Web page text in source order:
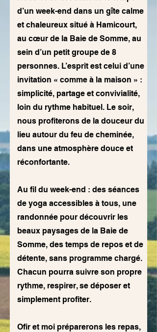
d’un week-end dans un gîte calme
et chaleureux situé à Hamicourt,
au cœur de la Baie de Somme, au
sein d’un petit groupe de 8
personnes. L’esprit est celui d’une
invitation « comme à la maison » :
simplicité, partage et convivialité,
loin du rythme habituel. Le soir,
nous profiterons de la douceur du
lieu autour du feu de cheminée,
dans une atmosphère douce et
réconfortante.
Au fil du week-end : des séances
de yoga accessibles à tous, une
randonnée pour découvrir les
beaux paysages de la Baie de
Somme, des temps de repos et de
détente, sans programme chargé.
Chacun pourra suivre son propre
rythme, respirer, se déposer et
simplement profiter.
Ofir et moi préparerons les repas,